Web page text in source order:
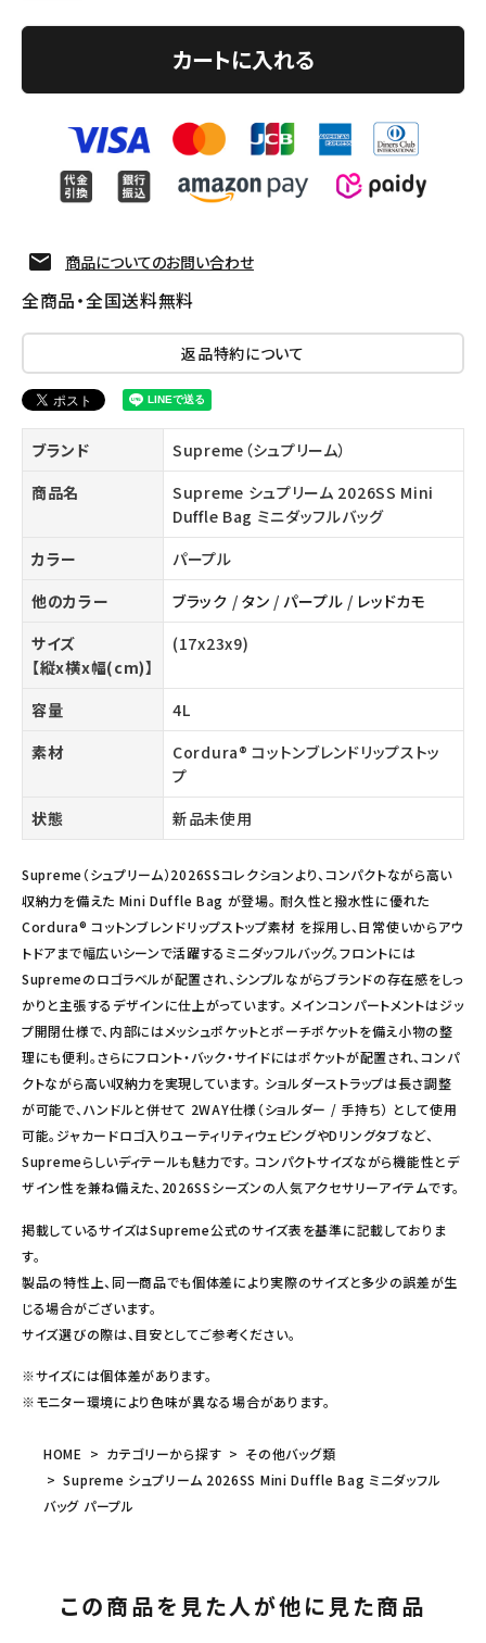
person
Follow us
カートに入れる
商品についてのお問い合わせ
全商品・全国送料無料
返品特約について
ブランド
Supreme（シュプリーム）
商品名
Supreme シュプリーム 2026SS Mini
Duffle Bag ミニダッフルバッグ
カラー
パープル
他のカラー
ブラック / タン /パープル / レッドカモ
サイズ
【縦x横x幅(cm)】
(17x23x9)
容量
4L
素材
Cordura® コットンブレンドリップストッ
プ
状態
新品未使用
Supreme（シュプリーム）2026SSコレクションより、コンパクトながら高い
収納力を備えた Mini Duffle Bag が登場。 耐久性と撥水性に優れた
Cordura® コットンブレンドリップストップ素材 を採用し、日常使いからアウ
トドアまで幅広いシーンで活躍するミニダッフルバッグ。フロントには
Supremeのロゴラベルが配置され、シンプルながらブランドの存在感をしっ
かりと主張するデザインに仕上がっています。 メインコンパートメントはジッ
プ開閉仕様で、内部にはメッシュポケットとポーチポケットを備え小物の整
理にも便利。さらにフロント・バック・サイドにはポケットが配置され、コンパ
クトながら高い収納力を実現しています。 ショルダーストラップは長さ調整
が可能で、ハンドルと併せて 2WAY仕様（ショルダー / 手持ち） として使用
可能。ジャカードロゴ入りユーティリティウェビングやDリングタブなど、
Supremeらしいディテールも魅力です。 コンパクトサイズながら機能性とデ
ザイン性を兼ね備えた、2026SSシーズンの人気アクセサリーアイテムです。
掲載しているサイズはSupreme公式のサイズ表を基準に記載しておりま
す。
製品の特性上、同一商品でも個体差により実際のサイズと多少の誤差が生
じる場合がございます。
サイズ選びの際は、目安としてご参考ください。
※サイズには個体差があります。
※モニター環境により色味が異なる場合があります。
HOME カテゴリーから探す
その他バッグ類
Supreme シュプリーム 2026SS Mini Duffle Bag ミニダッフル
バッグ パープル
この商品を見た人が他に見た商品